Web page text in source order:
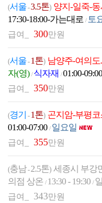
(서울-3.5톤) 양지-일죽-
17:30-18:00-가는대로/ 토
급여_300만원
(서울-1톤) 남양주-여의
자(영)/ 식자재/01:00-
급여_350만원
(경기 -1톤) 곤지암-부평
01:00-07:00/ 일요일
급여_355만원
(충남-2.5톤) 세종시 부강
의점 상온/ 13:30 - 19:30/
급여_ 343만원